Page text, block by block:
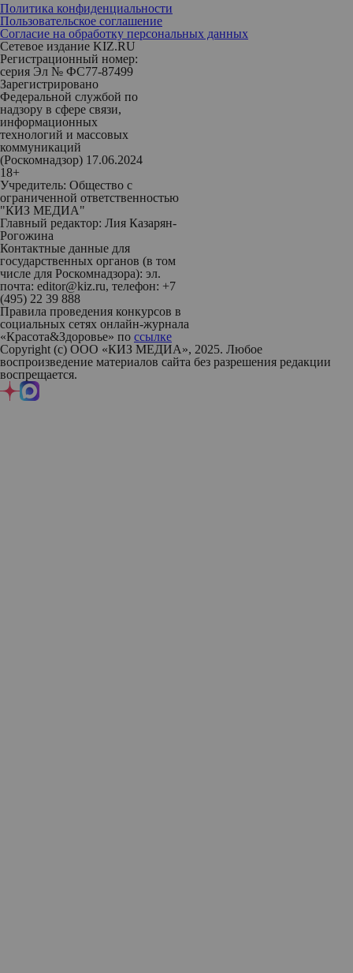
Политика конфиденциальности
Пользовательское соглашение
Согласие на обработку персональных данных
Сетевое издание KIZ.RU
Регистрационный номер:
серия Эл № ФС77-87499
Зарегистрировано
Федеральной службой по
надзору в сфере связи,
информационных
технологий и массовых
коммуникаций
(Роскомнадзор) 17.06.2024
18+
Учредитель: Общество с
ограниченной ответственностью
"КИЗ МЕДИА"
Главный редактор: Лия Казарян-
Рогожина
Контактные данные для
государственных органов (в том
числе для Роскомнадзора): эл.
почта: editor@kiz.ru, телефон: +7
(495) 22 39 888
Правила проведения конкурсов в
социальных сетях онлайн-журнала
«Красота&Здоровье» по ссылке
Copyright (с) ООО «КИЗ МЕДИА», 2025. Любое
воспроизведение материалов сайта без разрешения редакции
воспрещается.